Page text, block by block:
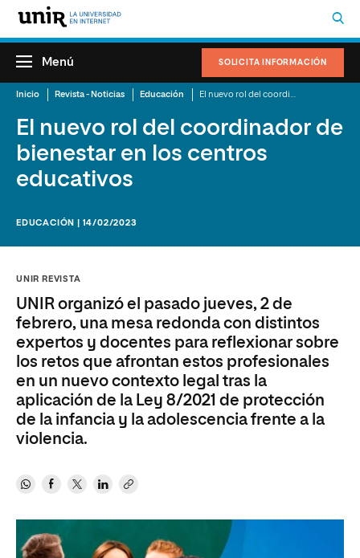
SOLICITA INFORMACIÓN
Menú
Inicio Revista - Noticias Educación
El nuevo rol del coordinador de
bienestar en los centros
educativos
EDUCACIÓN | 14/02/2023
UNIR REVISTA
UNIR organizó el pasado jueves, 2 de
febrero, una mesa redonda con distintos
expertos y docentes para reflexionar sobre
los retos que afrontan estos profesionales
en un nuevo contexto legal tras la
aplicación de la Ley 8/2021 de protección
de la infancia y la adolescencia frente a la
violencia.